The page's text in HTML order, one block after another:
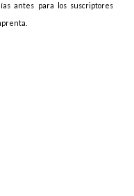
antes para los suscriptores